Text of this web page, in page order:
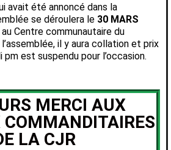
avait été annoncé dans la
se déroulera le 30 MARS
Centre communautaire du
il y aura collation et prix
est suspendu pour l’occasion.
MERCI AUX
COMMANDITAIRES
LA CJR